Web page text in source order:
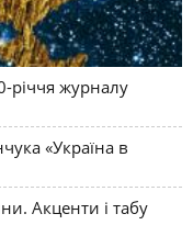
річчя журналу
«Україна в
Акценти і табу